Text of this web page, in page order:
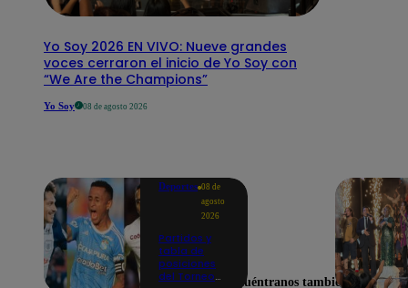
Yo Soy 2026 EN VIVO: Nueve grandes
voces cerraron el inicio de Yo Soy con
“We Are the Champions”
Yo Soy 08 de agosto 2026
Deportes 08 de
agosto
2026
Partidos y
tabla de
posiciones
del Torneo
Encuéntranos también en